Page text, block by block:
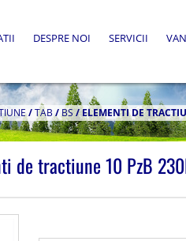
DESPRE NOI SERVICII
/TAB/BS/ELEMENTI DE
de tractiune 10 PzB